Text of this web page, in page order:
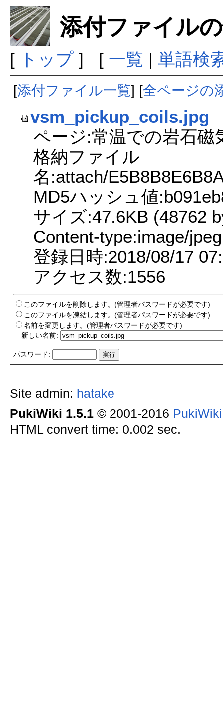
添付ファイル
[ トップ] [ 一覧 | 単語検
[添付ファイル一覧] [全ページの
vsm_pickup_coils.jpg
ページ:常温での岩石磁
格納ファイル
名:attach/
MD5ハッシュ値
サイズ:47.6KB (48762
Content-type:image/jpeg
登録日時:2018/08/17
アクセス数:1556
このファイルを削除します。(管理者パスワードが必要です)
このファイルを凍結します。(管理者パスワードが必要です)
名前を変更します。(管理者パスワードが必要です)
新しい名前:
パスワード:
Site admin: hatake
PukiWiki 1.5.1© 2001-2016
HTML convert time: 0.002 sec.